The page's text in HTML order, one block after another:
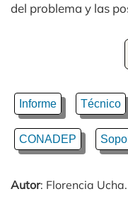
del problema y las
Informe Técnico
CONADEP
Autor: Florencia Ucha.